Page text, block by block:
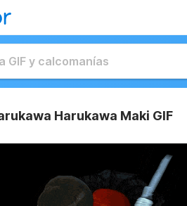
Harukawa Maki GIF